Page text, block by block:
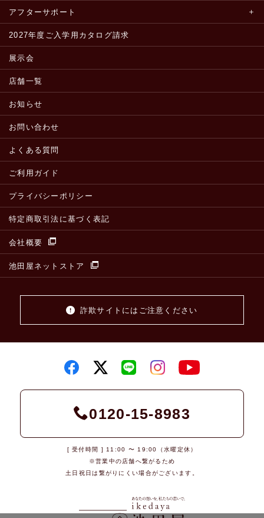
アフターサポート
2027年度ご入学用カタログ請求
展示会
店舗一覧
お知らせ
お問い合わせ
よくある質問
ご利用ガイド
プライバシーポリシー
特定商取引法に基づく表記
会社概要
池田屋ネットストア
詐欺サイトにはご注意ください
0120-15-8983
[ 受付時間 ] 11:00 〜 19:00（水曜定休）
※営業中の店舗へ繋がるため
土日祝日は繋がりにくい場合がございます。